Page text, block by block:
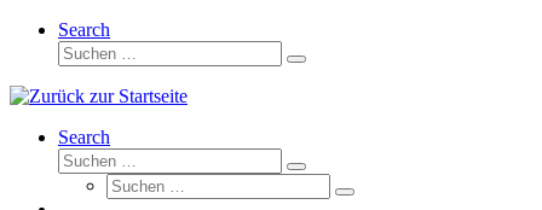
Search
Suche
Suchen …
Search
Suche
Suchen …
Suche
Suchen …